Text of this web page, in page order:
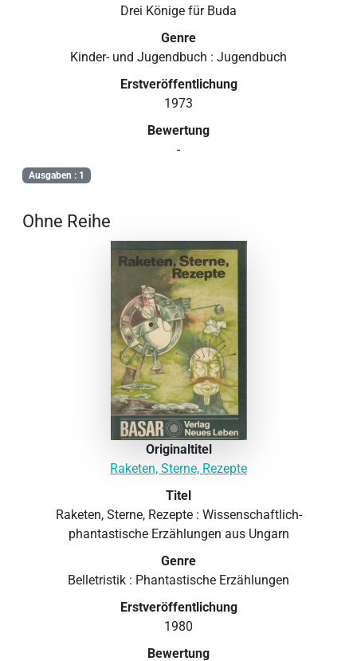
Drei Könige für Buda
Genre
Kinder- und Jugendbuch : Jugendbuch
Erstveröffentlichung
1973
Bewertung
-
Ausgaben : 1
Ohne Reihe
Originaltitel
Raketen, Sterne, Rezepte
Titel
Raketen, Sterne, Rezepte : Wissenschaftlich-
phantastische Erzählungen aus Ungarn
Genre
Belletristik : Phantastische Erzählungen
Erstveröffentlichung
1980
Bewertung